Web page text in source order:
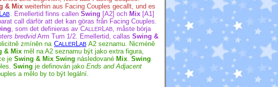
& Mix weiterhin aus Facing Couples gecallt, und es
L AB . Emellertid finns callen Swing [A2] och Mix [A1]
call därför att det kan göras från Facing Couples.
, som det definieras av CALLERL AB
, måste börja
bredvidArm Turn 1/2. Emellertid, callas Swing &
zmíněn na CALLERL AB A2 seznamu. Nicméně
& Mix měl na A2 seznamu být jako extra figura,
je Swing & Mix Swing následované Mix Swing
Swing je definován jako Ends and Adjacent
a mělo by to být legální.